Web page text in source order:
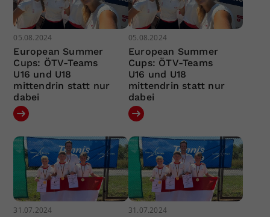
05.08.2024
European Summer
Cups: ÖTV-Teams
U16 und U18
mittendrin statt nur
dabei
05.08.2024
European Summer
Cups: ÖTV-Teams
U16 und U18
mittendrin statt nur
dabei
31.07.2024 31.07.2024